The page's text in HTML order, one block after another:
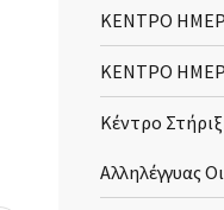
ΚΕΝΤΡΟ
ΚΕΝΤΡΟ
Κέντρο
Αλληλέγγυας